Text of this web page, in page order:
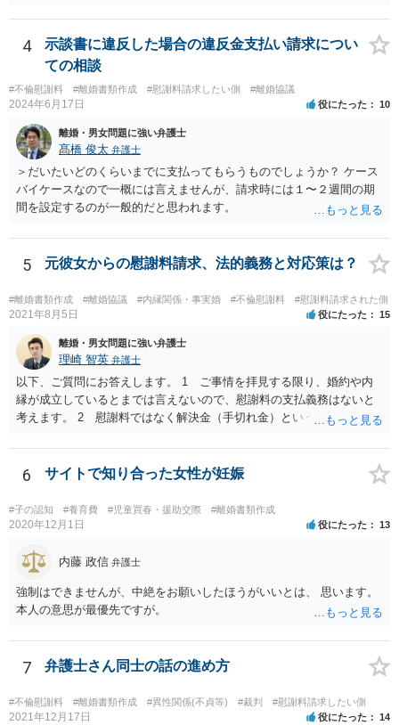
えて弁護士だけで出席する戦略は聞いたことはありません。
4
示談書に違反した場合の違反金支払い請求につい
ての相談
#不倫慰謝料 #離婚書類作成 #慰謝料請求したい側 #離婚協議
2024年6月17日 役にたった 10
離婚・男女問題に強い弁護士
髙橋 俊太 弁護士
＞だいたいどのくらいまでに支払ってもらうものでしょうか？ ケース
バイケースなので一概には言えませんが、請求時には１〜２週間の期
間を設定するのが一般的だと思われます。
5 元彼女からの慰謝料請求、法的義務と対応策は？
#離婚書類作成 #離婚協議 #内縁関係・事実婚 #不倫慰謝料 #慰謝料請求された側
2021年8月5日 役にたった 15
離婚・男女問題に強い弁護士
理崎 智英 弁護士
以下、ご質問にお答えします。 1 ご事情を拝見する限り、婚約や内
縁が成立しているとまでは言えないので、慰謝料の支払義務はないと
考えます。 2 慰謝料ではなく解決金（手切れ金）という名目で数十
うに合意書を取り交わす必要はあると思います。 4 合意書を取り交
わし、その中で精算条項（一切の債権債務のないことを確認する）を
6 サイトで知り合った女性が妊娠
#子の認知 #養育費 #児童買春・援助交際 #離婚書類作成
2020年12月1日 役にたった 13
内藤 政信 弁護士
強制はできませんが、中絶をお願いしたほうがいいとは、 思います。
本人の意思が最優先ですが。
7 弁護士さん同士の話の進め方
#不倫慰謝料 #離婚書類作成 #異性関係(不貞等) #裁判 #慰謝料請求したい側
2021年12月17日 役にたった 14